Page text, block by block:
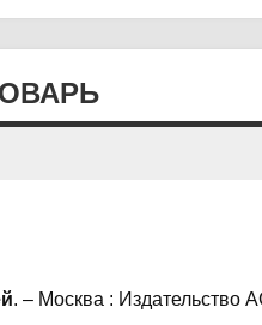
. – Москва : Издательство